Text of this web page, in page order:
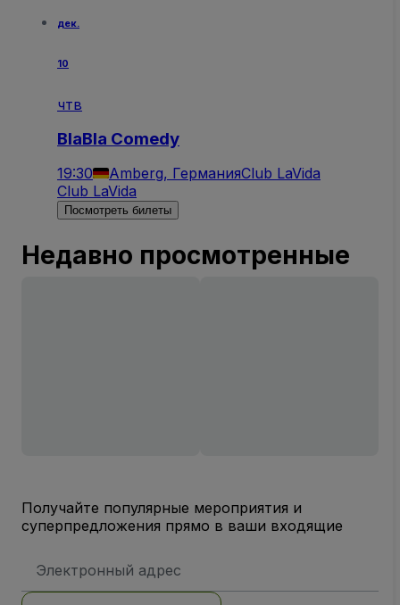
дек.
10
чтв
BlaBla Comedy
19:30 Amberg, ГерманияClub LaVida
Club LaVida
Посмотреть билеты
Недавно просмотренные
Получайте популярные мероприятия и
суперпредложения прямо в ваши входящие
электронной